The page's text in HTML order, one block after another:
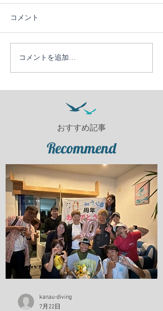
６日目！
コメント
コメントを追加…
おすすめ記事
Recommend
kanau-diving
7月22日